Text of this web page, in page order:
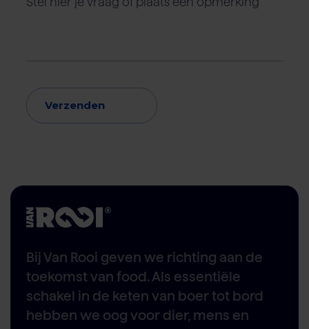
Verzenden
Bij Van Rooi geven we richting aan de
toekomst van food. Als essentiële
schakel in de keten van boer tot bord
hebben we oog voor dier, mens en